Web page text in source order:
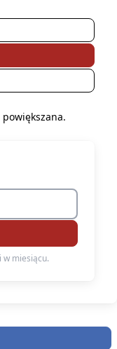
w miesiącu.